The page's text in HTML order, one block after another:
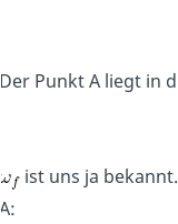
Der Punkt A liegt in
ist uns ja bekannt.
A: